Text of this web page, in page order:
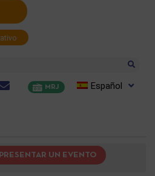
MRJ Español
PRESENTAR UN EVENTO